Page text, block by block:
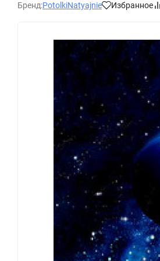
Бренд:PotolkiNatyajnie Избранное